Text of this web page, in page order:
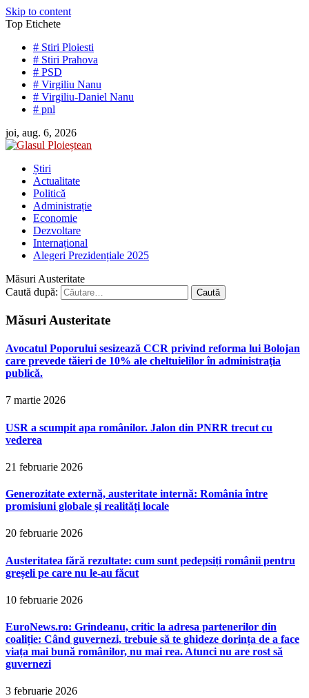
Skip to content
Top Etichete
# Stiri Ploiesti
# Stiri Prahova
# PSD
# Virgiliu Nanu
# Virgiliu-Daniel Nanu
# pnl
joi, aug. 6, 2026
Știri
Actualitate
Politică
Administrație
Economie
Dezvoltare
Internațional
Alegeri Prezidențiale 2025
Măsuri Austeritate
Caută după:
Măsuri Austeritate
Avocatul Poporului sesizează CCR privind reforma lui Bolojan
care prevede tăieri de 10% ale cheltuielilor în administraţia
publică.
7 martie 2026
USR a scumpit apa românilor. Jalon din PNRR trecut cu
vederea
21 februarie 2026
Generozitate externă, austeritate internă: România între
promisiuni globale și realități locale
20 februarie 2026
Austeritatea fără rezultate: cum sunt pedepsiți românii pentru
greșeli pe care nu le-au făcut
10 februarie 2026
EuroNews.ro: Grindeanu, critic la adresa partenerilor din
coaliție: Când guvernezi, trebuie să te ghideze dorința de a face
viața mai bună românilor, nu mai rea. Atunci nu are rost să
guvernezi
3 februarie 2026